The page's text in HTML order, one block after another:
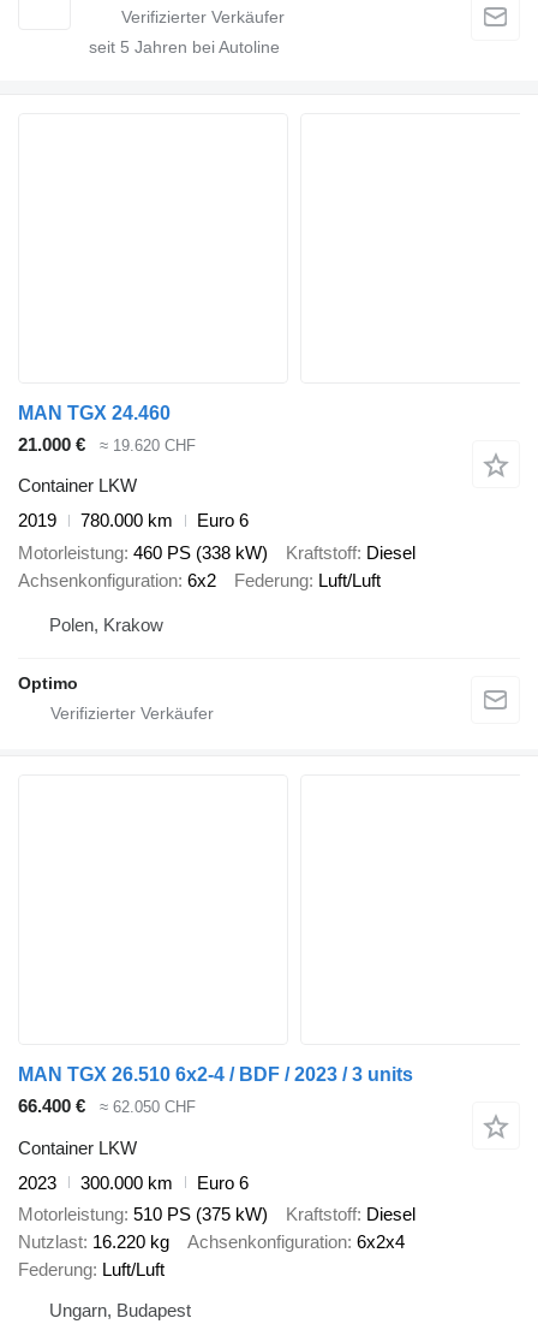
seit 5 Jahren bei Autoline
MAN TGX 24.460
21.000 €
≈ 19.620 CHF
Container LKW
2019
780.000 km
Euro 6
Motorleistung 460 PS (338 kW) Kraftstoff Diesel
Achsenkonfiguration 6x2 Federung Luft/Luft
Polen, Krakow
Optimo
MAN TGX 26.510 6x2-4 / BDF / 2023 / 3 units
66.400 €
≈ 62.050 CHF
Container LKW
2023
300.000 km
Euro 6
Motorleistung 510 PS (375 kW) Kraftstoff Diesel
Nutzlast 16.220 kg Achsenkonfiguration 6x2x4
Federung Luft/Luft
Ungarn, Budapest